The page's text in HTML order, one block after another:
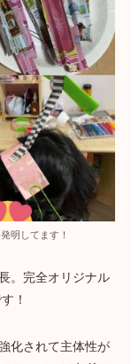
明してます！
。完全オリジナル
！
化されて主体性が